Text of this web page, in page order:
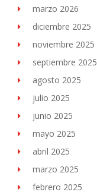
marzo 2026
diciembre 2025
noviembre 2025
septiembre 2025
agosto 2025
julio 2025
junio 2025
mayo 2025
abril 2025
marzo 2025
febrero 2025